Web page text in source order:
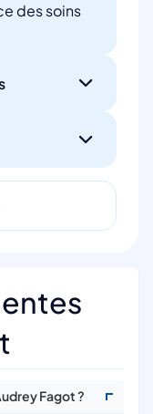
des soins
Fagot ?